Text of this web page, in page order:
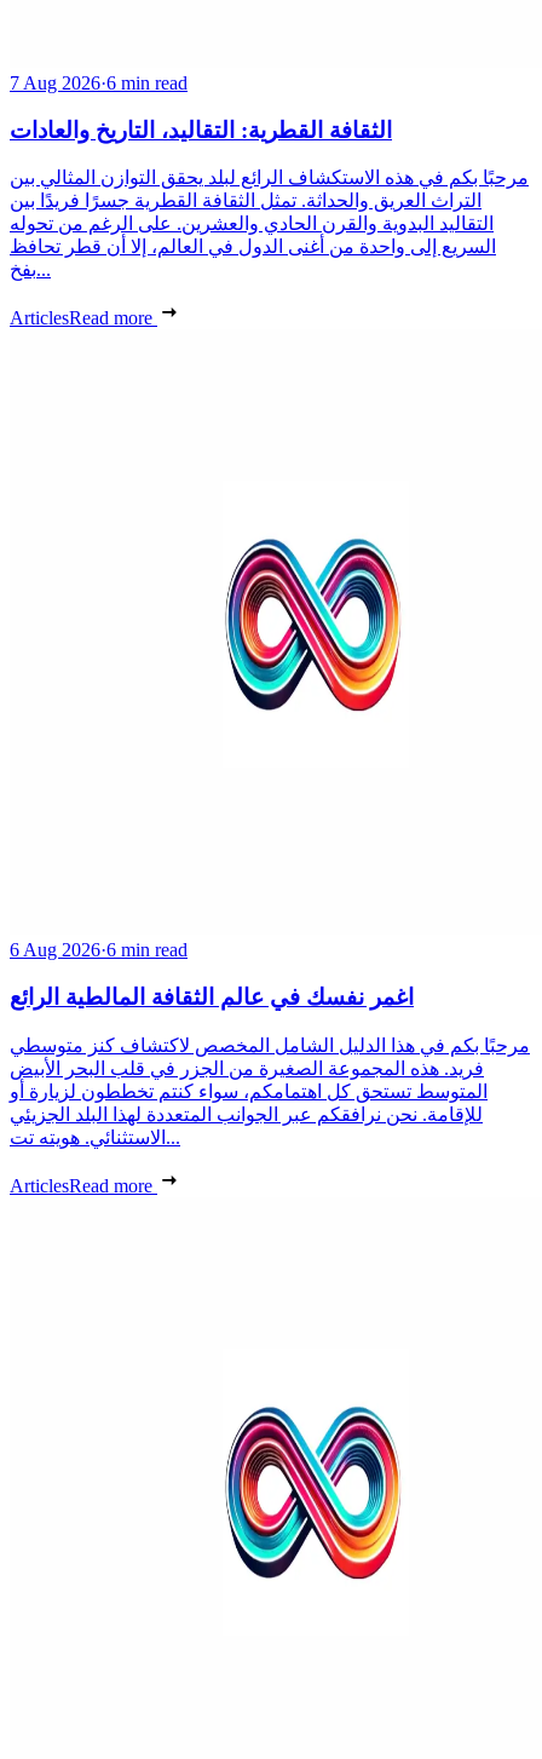
7 Aug 2026·6 min read
الثقافة القطرية: التقاليد، التاريخ والعادات
مرحبًا بكم في هذه الاستكشاف الرائع لبلد يحقق التوازن المثالي بين
التراث العريق والحداثة. تمثل الثقافة القطرية جسرًا فريدًا بين
التقاليد البدوية والقرن الحادي والعشرين. على الرغم من تحوله
السريع إلى واحدة من أغنى الدول في العالم، إلا أن قطر تحافظ
بفخ...
ArticlesRead more
6 Aug 2026·6 min read
اغمر نفسك في عالم الثقافة المالطية الرائع
مرحبًا بكم في هذا الدليل الشامل المخصص لاكتشاف كنز متوسطي
فريد. هذه المجموعة الصغيرة من الجزر في قلب البحر الأبيض
المتوسط تستحق كل اهتمامكم، سواء كنتم تخططون لزيارة أو
للإقامة. نحن نرافقكم عبر الجوانب المتعددة لهذا البلد الجزيئي
الاستثنائي. هويته تت...
ArticlesRead more